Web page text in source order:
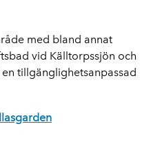
med bland annat
vid Källtorpssjön och
tillgänglighetsanpassad